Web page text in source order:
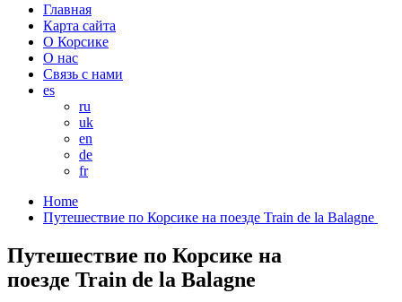
Главная
Карта сайта
О Корсике
О нас
Связь с нами
es
ru
uk
en
de
fr
Home
Путешествие по Корсике на поезде Train de la Balagne
Путешествие по Корсике на
поезде Train de la Balagne